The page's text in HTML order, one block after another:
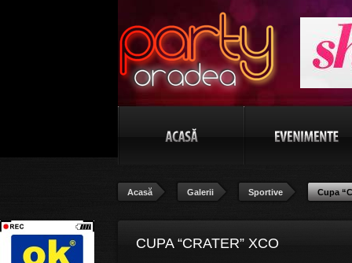
Acasă Galerii Sportive Cupa
CUPA “CRATER” XCO